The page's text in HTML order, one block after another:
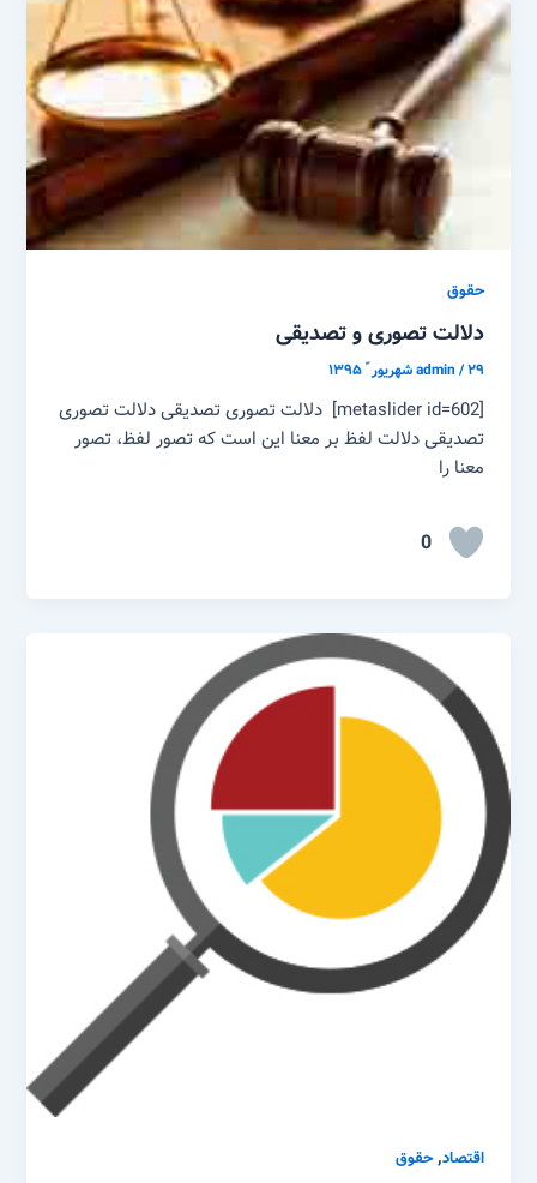
حقوق
دلالت تصوری و تصدیقی
admin/۲۹ شهریور ّ ۱۳۹۵
[metaslider id=602] دلالت تصوری تصدیقی دلالت تصوری
تصدیقی دلالت لفظ بر معنا این است که تصور لفظ، تصور
معنا را
0
اقتصاد,حقوق